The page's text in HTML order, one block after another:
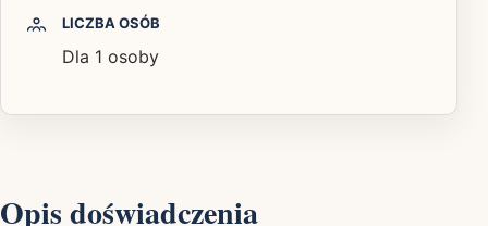
LICZBA OSÓB
Dla 1 osoby
Opis doświadczenia